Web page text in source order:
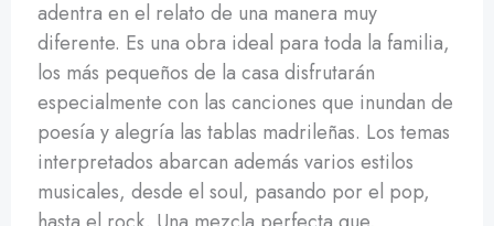
adentra en el relato de una manera muy
diferente. Es una obra ideal para toda la familia,
los más pequeños de la casa disfrutarán
especialmente con las canciones que inundan de
poesía y alegría las tablas madrileñas. Los temas
interpretados abarcan además varios estilos
musicales, desde el soul, pasando por el pop,